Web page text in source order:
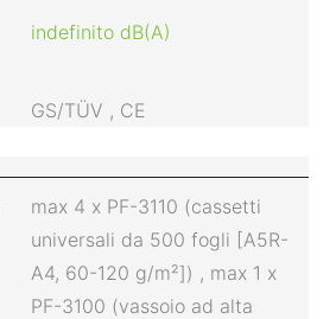
indefinito dB(A)
GS/TÜV , CE
max 4 x PF-3110 (cassetti
universali da 500 fogli [A5R-
A4, 60-120 g/m²]) , max 1 x
PF-3100 (vassoio ad alta